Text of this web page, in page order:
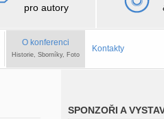
pro autory
O konferenci
Historie, Sborníky, Foto
Kontakty
SPONZOŘI A